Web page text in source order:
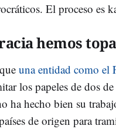
El proceso es
hemos
una entidad como el
los papeles de dos
ha hecho bien su
de origen para